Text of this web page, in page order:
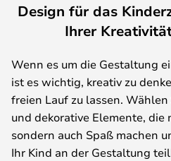
Design für das
Ihrer
Wenn es um die Gestaltung
ist es wichtig, kreativ zu
freien Lauf zu lassen.
und dekorative Elemente,
sondern auch Spaß machen
Ihr Kind an der Gestaltung